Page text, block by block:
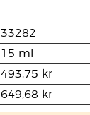
33282
15 ml
493,75 kr
649,68 kr